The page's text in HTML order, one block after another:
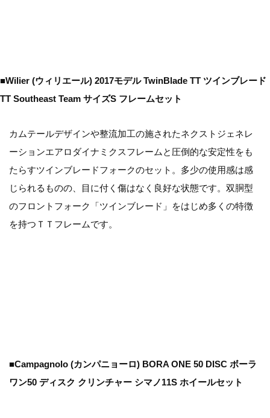
■Wilier (ウィリエール) 2017モデル TwinBlade TT ツインブレード
TT Southeast Team サイズS フレームセット
カムテールデザインや整流加工の施されたネクストジェネレ
ーションエアロダイナミクスフレームと圧倒的な安定性をも
たらすツインブレードフォークのセット。多少の使用感は感
じられるものの、目に付く傷はなく良好な状態です。双胴型
のフロントフォーク「ツインブレード」をはじめ多くの特徴
を持つＴＴフレームです。
■Campagnolo (カンパニョーロ) BORA ONE 50 DISC ボーラ
ワン50 ディスク クリンチャー シマノ11S ホイールセット